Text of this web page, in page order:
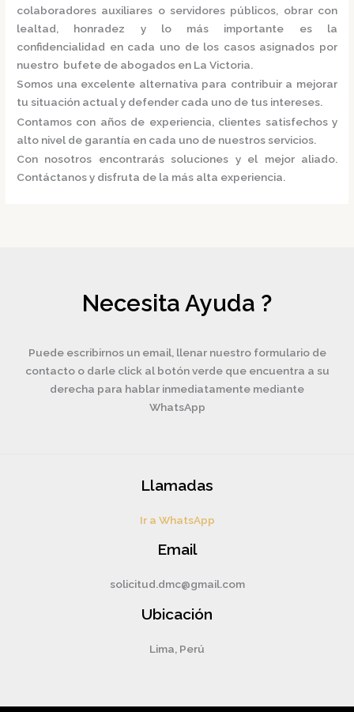
colaboradores auxiliares o servidores públicos, obrar con
lealtad, honradez y lo más importante es la
confidencialidad en cada uno de los casos asignados por
nuestro bufete de abogados en La Victoria.
Somos una excelente alternativa para contribuir a mejorar
tu situación actual y defender cada uno de tus intereses.
Contamos con años de experiencia, clientes satisfechos y
alto nivel de garantía en cada uno de nuestros servicios.
Con nosotros encontrarás soluciones y el mejor aliado.
Contáctanos y disfruta de la más alta experiencia.
Necesita Ayuda ?
Puede escribirnos un email, llenar nuestro formulario de
contacto o darle click al botón verde que encuentra a su
derecha para hablar inmediatamente mediante
WhatsApp
Llamadas
Ir a WhatsApp
Email
solicitud.dmc@gmail.com
Ubicación
Lima, Perú